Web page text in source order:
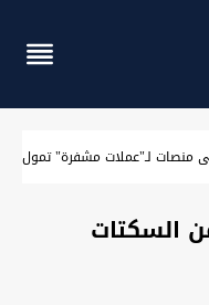
لـ"عملات مشفرة" تمول
السكتات